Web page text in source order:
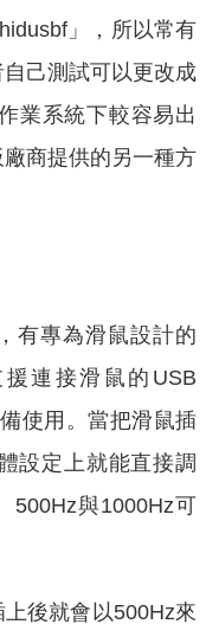
」，所以常有
己測試可以更改成
業系統下較容易出
商提供的另一種方
有專為滑鼠設計的
援連接滑鼠的USB
使用。當把滑鼠插
設定上就能直接調
500Hz與1000Hz可
後就會以500Hz來